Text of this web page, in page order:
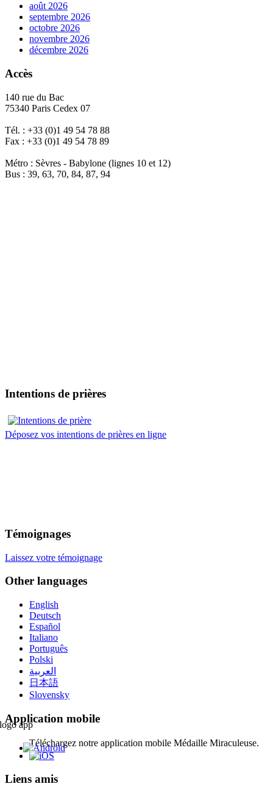
août 2026
septembre 2026
octobre 2026
novembre 2026
décembre 2026
Accès
140 rue du Bac
75340 Paris Cedex 07
Tél. : +33 (0)1 49 54 78 88
Fax : +33 (0)1 49 54 78 89
Métro : Sèvres - Babylone (lignes 10 et 12)
Bus : 39, 63, 70, 84, 87, 94
Intentions de prières
Déposez vos intentions de prières en ligne
Témoignages
Laissez votre témoignage
Other languages
English
Deutsch
Español
Italiano
Português
Polski
العربية
日本語
Slovensky
Application mobile
Téléchargez notre application mobile Médaille Miraculeuse.
Liens amis